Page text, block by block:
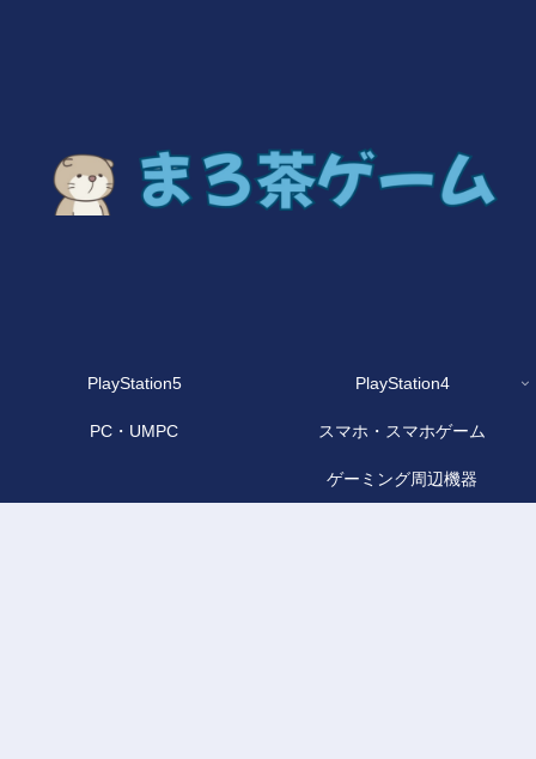
PlayStation5 PlayStation4
PC・UMPC スマホ・スマホゲーム
ゲーミング周辺機器